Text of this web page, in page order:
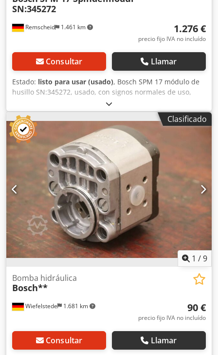
Remscheid 1.461 km
SN:345272
1.276 €
precio fijo IVA no incluído
Consultar Llamar
Estado: listo para usar (usado), Bosch SPM 17 módulo de
husillo SN:345272, usado, con signos normales de uso,
100% funcional, suministro según fotos. Dkedpfx Asx Eqy
Eenyor
Clasificado
1 /9
Wiefelstede 1.681 km
Bomba hidráulica
Bosch**
90 €
precio fijo IVA no incluído
Consultar Llamar